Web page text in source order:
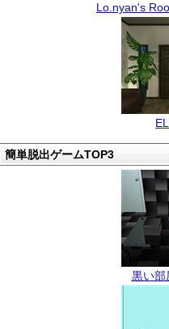
Lo.nyan's
簡単脱出ゲームTOP3
黒い部